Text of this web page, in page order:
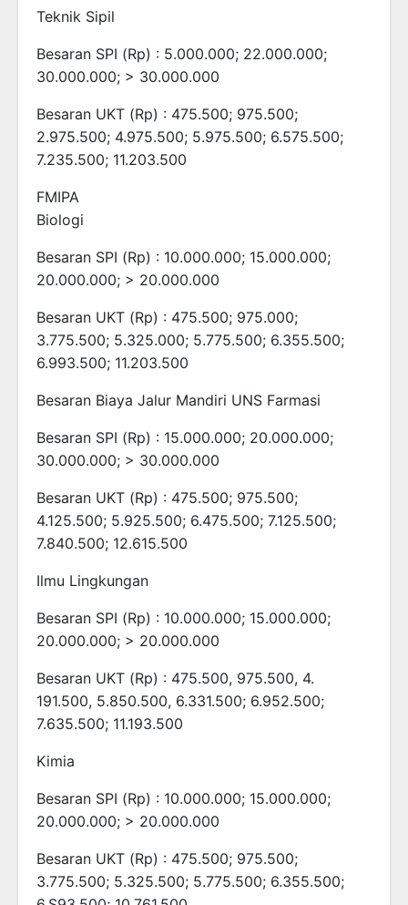
Teknik Sipil
Besaran SPI (Rp) : 5.000.000; 22.000.000;
30.000.000; > 30.000.000
Besaran UKT (Rp) : 475.500; 975.500;
2.975.500; 4.975.500; 5.975.500; 6.575.500;
7.235.500; 11.203.500
FMIPA
Biologi
Besaran SPI (Rp) : 10.000.000; 15.000.000;
20.000.000; > 20.000.000
Besaran UKT (Rp) : 475.500; 975.000;
3.775.500; 5.325.000; 5.775.500; 6.355.500;
6.993.500; 11.203.500
Besaran Biaya Jalur Mandiri UNS Farmasi
Besaran SPI (Rp) : 15.000.000; 20.000.000;
30.000.000; > 30.000.000
Besaran UKT (Rp) : 475.500; 975.500;
4.125.500; 5.925.500; 6.475.500; 7.125.500;
7.840.500; 12.615.500
Ilmu Lingkungan
Besaran SPI (Rp) : 10.000.000; 15.000.000;
20.000.000; > 20.000.000
Besaran UKT (Rp) : 475.500, 975.500, 4.
191.500, 5.850.500, 6.331.500; 6.952.500;
7.635.500; 11.193.500
Kimia
Besaran SPI (Rp) : 10.000.000; 15.000.000;
20.000.000; > 20.000.000
Besaran UKT (Rp) : 475.500; 975.500;
3.775.500; 5.325.500; 5.775.500; 6.355.500;